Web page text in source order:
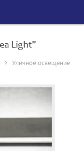
Light"
Уличное освещение